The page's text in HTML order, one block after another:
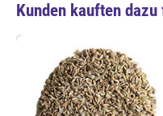
Kunden kauften